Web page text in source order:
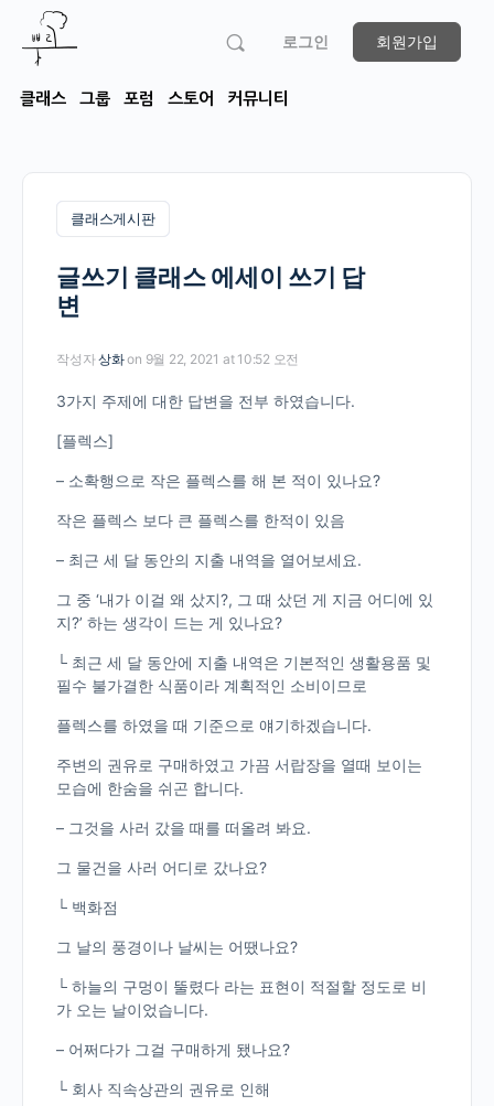
로그인 회원가입
클래스 그룹 포럼 스토어 커뮤니티
클래스게시판
글쓰기 클래스 에세이 쓰기 답
변
작성자상화on 9월 22, 2021 at 10:52 오전
3가지 주제에 대한 답변을 전부 하였습니다.
[플렉스]
– 소확행으로 작은 플렉스를 해 본 적이 있나요?
작은 플렉스 보다 큰 플렉스를 한적이 있음
– 최근 세 달 동안의 지출 내역을 열어보세요.
그 중 ‘내가 이걸 왜 샀지?, 그 때 샀던 게 지금 어디에 있
지?’ 하는 생각이 드는 게 있나요?
└ 최근 세 달 동안에 지출 내역은 기본적인 생활용품 및
필수 불가결한 식품이라 계획적인 소비이므로
플렉스를 하였을 때 기준으로 얘기하겠습니다.
주변의 권유로 구매하였고 가끔 서랍장을 열때 보이는
모습에 한숨을 쉬곤 합니다.
– 그것을 사러 갔을 때를 떠올려 봐요.
그 물건을 사러 어디로 갔나요?
└ 백화점
그 날의 풍경이나 날씨는 어땠나요?
└ 하늘의 구멍이 뚤렸다 라는 표현이 적절할 정도로 비
가 오는 날이었습니다.
– 어쩌다가 그걸 구매하게 됐나요?
└ 회사 직속상관의 권유로 인해